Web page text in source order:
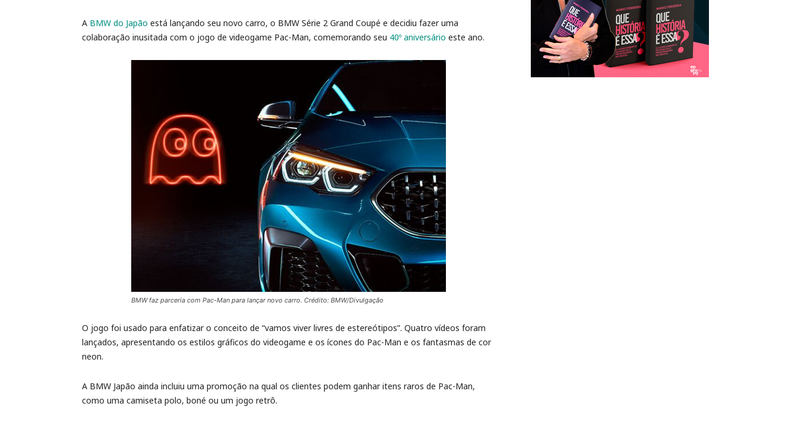
A BMW do Japão está lançando seu novo carro, o BMW Série 2 Grand Coupé e decidiu fazer uma
colaboração inusitada com o jogo de videogame Pac-Man, comemorando seu 40º aniversário este ano.
BMW faz parceria com Pac-Man para lançar novo carro. Crédito: BMW/Divulgação
O jogo foi usado para enfatizar o conceito de “vamos viver livres de estereótipos”. Quatro vídeos foram
lançados, apresentando os estilos gráficos do videogame e os ícones do Pac-Man e os fantasmas de cor
neon.
A BMW Japão ainda incluiu uma promoção na qual os clientes podem ganhar itens raros de Pac-Man,
como uma camiseta polo, boné ou um jogo retrô.